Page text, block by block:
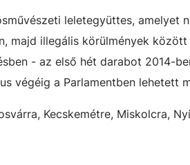
leletegyüttes, amelyet
majd illegális körülmények
- az első hét darabot 2014-
végéig a Parlamentben lehetett
Kecskemétre, Miskolcra,